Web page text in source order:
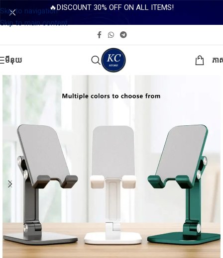
Skip to navigation
Skip to main content
🔥DISCOUNT 30% OFF ON ALL ITEMS!
មីនុយ ភា